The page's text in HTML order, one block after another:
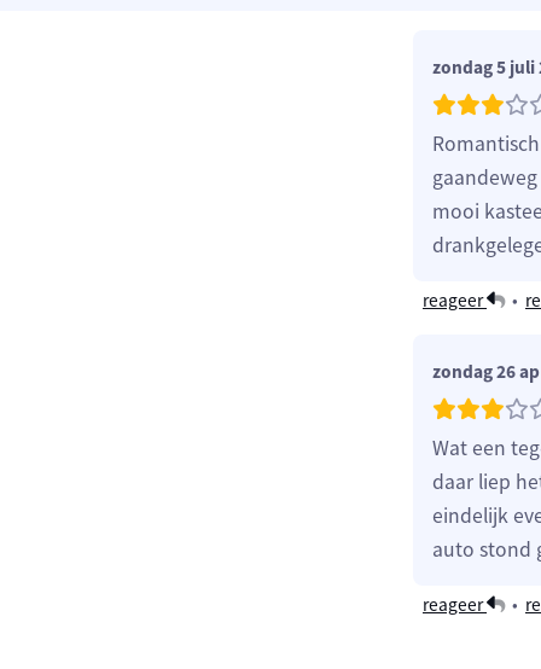
zondag 5 juli
mooi
reageer •
zondag 26
Wat een
daar liep
eindelijk
auto stond
reageer •